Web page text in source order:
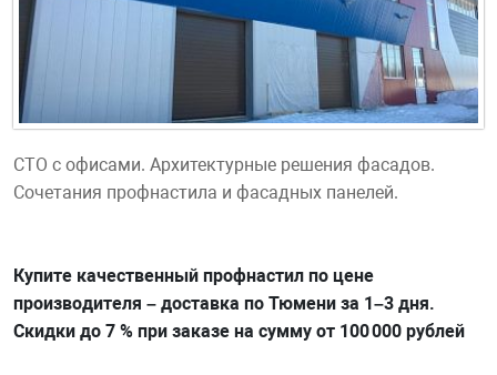
СТО с офисами. Архитектурные решения фасадов.
Сочетания профнастила и фасадных панелей.
Купите качественный профнастил по цене
производителя – доставка по Тюмени за 1–3 дня.
Скидки до 7 % при заказе на сумму от 100 000 рублей